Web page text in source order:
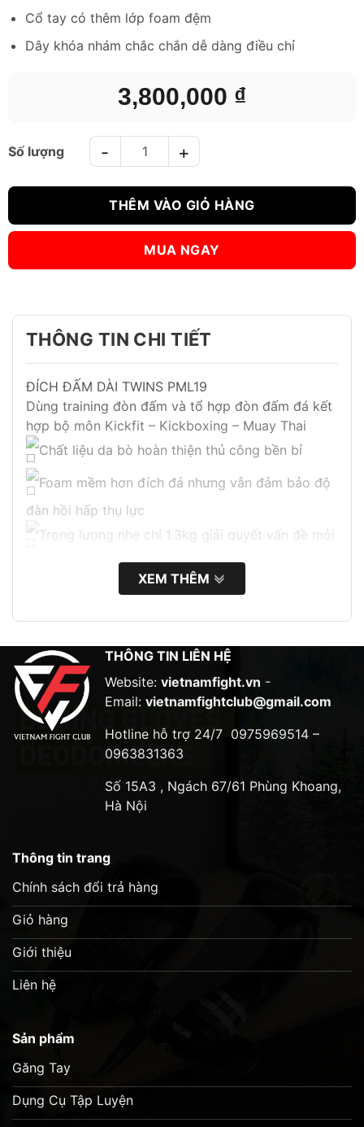
3,800,000 ₫
Cổ tay có thêm lớp foam đệm
Dây khóa nhám chắc chắn dễ dàng điều chỉ
ĐÍCH ĐẤM DÀI TWINS PML19 FOCUS MITTS-ĐEN VÀNG số
THÊM VÀO GIỎ HÀNG
MUA NGAY
THÔNG TIN CHI TIẾT
ĐÍCH ĐẤM DÀI TWINS PML19
Dùng training đòn đấm và tổ hợp đòn đấm đá kết
hợp bộ môn Kickfit – Kickboxing – Muay Thai
Chất liệu da bò hoàn thiện thủ công bền bỉ
Foam mềm hơn đích đá nhưng vẫn đảm bảo độ
đàn hồi hấp thụ lực
Trọng lượng nhẹ chỉ 1.3kg giải quyết vấn đề mỏi
và đau tay khi cầm lâu
Cổ tay có thêm lớp foam đệm
Dây khóa nhám chắc chắn dễ dàng điều chỉnh.
XEM THÊM
THÔNG TIN LIÊN HỆ
Website: vietnamfight.vn -
Email: vietnamfightclub@gmail.com
Hotline hỗ trợ 24/7 0975969514 –
0963831363
Số 15A3 , Ngách 67/61 Phùng Khoang,
Hà Nội
Thông tin trang
Chính sách đổi trả hàng
Giỏ hàng
Giới thiệu
Liên hệ
Sản phẩm
Găng Tay
Dụng Cụ Tập Luyện